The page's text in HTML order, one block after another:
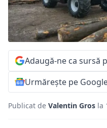
Adaugă-ne ca sursă
Urmărește pe
Publicat de Valentin Gros la